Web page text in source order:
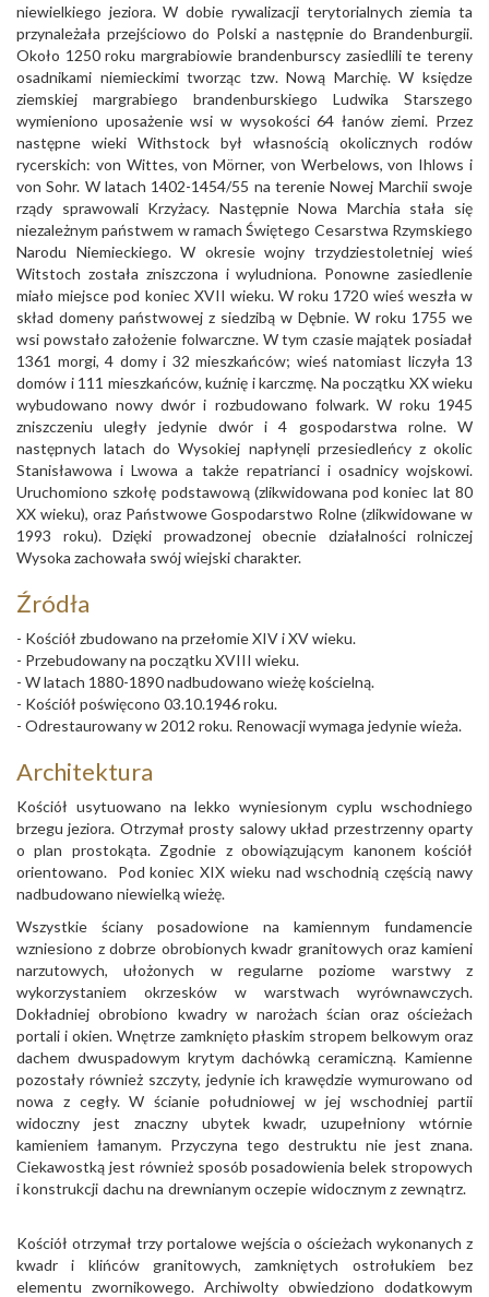
niewielkiego jeziora. W dobie rywalizacji terytorialnych ziemia ta
przynależała przejściowo do Polski a następnie do Brandenburgii.
Około 1250 roku margrabiowie brandenburscy zasiedlili te tereny
osadnikami niemieckimi tworząc tzw. Nową Marchię. W księdze
ziemskiej margrabiego brandenburskiego Ludwika Starszego
wymieniono uposażenie wsi w wysokości 64 łanów ziemi. Przez
następne wieki Withstock był własnością okolicznych rodów
rycerskich: von Wittes, von Mörner, von Werbelows, von Ihlows i
von Sohr. W latach 1402-1454/55 na terenie Nowej Marchii swoje
rządy sprawowali Krzyżacy. Następnie Nowa Marchia stała się
niezależnym państwem w ramach Świętego Cesarstwa Rzymskiego
Narodu Niemieckiego. W okresie wojny trzydziestoletniej wieś
Witstoch została zniszczona i wyludniona. Ponowne zasiedlenie
miało miejsce pod koniec XVII wieku. W roku 1720 wieś weszła w
skład domeny państwowej z siedzibą w Dębnie. W roku 1755 we
wsi powstało założenie folwarczne. W tym czasie majątek posiadał
1361 morgi, 4 domy i 32 mieszkańców; wieś natomiast liczyła 13
domów i 111 mieszkańców, kuźnię i karczmę. Na początku XX wieku
wybudowano nowy dwór i rozbudowano folwark. W roku 1945
zniszczeniu uległy jedynie dwór i 4 gospodarstwa rolne. W
następnych latach do Wysokiej napłynęli przesiedleńcy z okolic
Stanisławowa i Lwowa a także repatrianci i osadnicy wojskowi.
Uruchomiono szkołę podstawową (zlikwidowana pod koniec lat 80
XX wieku), oraz Państwowe Gospodarstwo Rolne (zlikwidowane w
1993 roku). Dzięki prowadzonej obecnie działalności rolniczej
Wysoka zachowała swój wiejski charakter.
Źródła
- Kościół zbudowano na przełomie XIV i XV wieku.
- Przebudowany na początku XVIII wieku.
- W latach 1880-1890 nadbudowano wieżę kościelną.
- Kościół poświęcono 03.10.1946 roku.
- Odrestaurowany w 2012 roku. Renowacji wymaga jedynie wieża.
Architektura
Kościół usytuowano na lekko wyniesionym cyplu wschodniego
brzegu jeziora. Otrzymał prosty salowy układ przestrzenny oparty
o plan prostokąta. Zgodnie z obowiązującym kanonem kościół
orientowano. Pod koniec XIX wieku nad wschodnią częścią nawy
nadbudowano niewielką wieżę.
Wszystkie ściany posadowione na kamiennym fundamencie
wzniesiono z dobrze obrobionych kwadr granitowych oraz kamieni
narzutowych, ułożonych w regularne poziome warstwy z
wykorzystaniem okrzesków w warstwach wyrównawczych.
Dokładniej obrobiono kwadry w narożach ścian oraz ościeżach
portali i okien. Wnętrze zamknięto płaskim stropem belkowym oraz
dachem dwuspadowym krytym dachówką ceramiczną. Kamienne
pozostały również szczyty, jedynie ich krawędzie wymurowano od
nowa z cegły. W ścianie południowej w jej wschodniej partii
widoczny jest znaczny ubytek kwadr, uzupełniony wtórnie
kamieniem łamanym. Przyczyna tego destruktu nie jest znana.
Ciekawostką jest również sposób posadowienia belek stropowych
i konstrukcji dachu na drewnianym oczepie widocznym z zewnątrz.
Kościół otrzymał trzy portalowe wejścia o ościeżach wykonanych z
kwadr i klińców granitowych, zamkniętych ostrołukiem bez
elementu zwornikowego. Archiwolty obwiedziono dodatkowym